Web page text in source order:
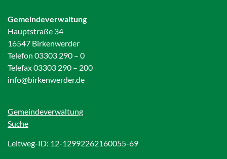
Gemeindeverwaltung
Hauptstraße 34
16547 Birkenwerder
Telefon 03303 290 – 0
Telefax 03303 290 – 200
info@birkenwerder.de
Gemeindeverwaltung
Suche
Leitweg-ID: 12-12992262160055-69